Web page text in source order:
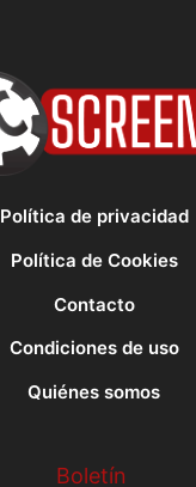
Política de privacidad
Política de Cookies
Contacto
Condiciones de uso
Quiénes somos
Boletín